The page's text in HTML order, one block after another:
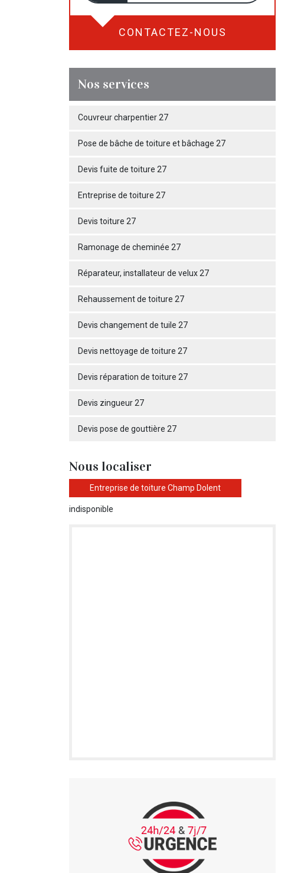
CONTACTEZ-NOUS
Nos services
Couvreur charpentier 27
Pose de bâche de toiture et bâchage 27
Devis fuite de toiture 27
Entreprise de toiture 27
Devis toiture 27
Ramonage de cheminée 27
Réparateur, installateur de velux 27
Rehaussement de toiture 27
Devis changement de tuile 27
Devis nettoyage de toiture 27
Devis réparation de toiture 27
Devis zingueur 27
Devis pose de gouttière 27
Nous localiser
Entreprise de toiture Champ Dolent
indisponible